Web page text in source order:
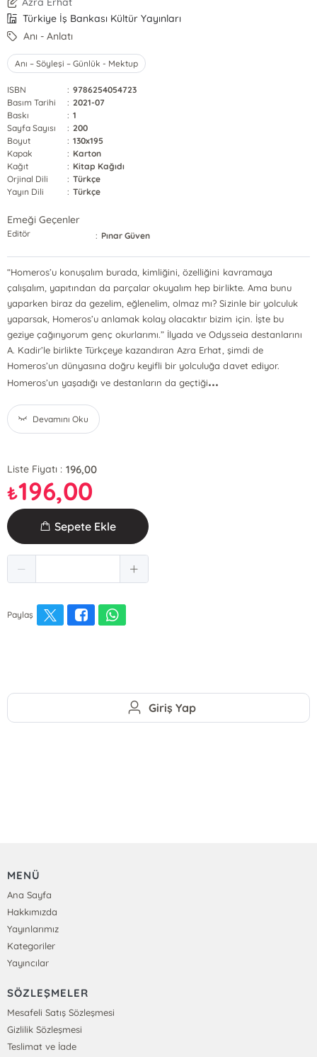
Türkiye İş Bankası Kültür Yayınları
Anı - Anlatı
Anı – Söyleşi – Günlük - Mektup
ISBN : 9786254054723
Basım Tarihi
: 2021-07
Baskı
: 1
Sayfa Sayısı
: 200
Boyut
: 130x195
Kapak
: Karton
Kağıt
: Kitap Kağıdı
Orjinal Dili
: Türkçe
Yayın Dili
: Türkçe
Emeği Geçenler
Editör : Pınar Güven
“Homeros’u konuşalım burada, kimliğini, özelliğini kavramaya
çalışalım, yapıtından da parçalar okuyalım hep birlikte. Ama bunu
yaparken biraz da gezelim, eğlenelim, olmaz mı? Sizinle bir yolculuk
yaparsak, Homeros’u anlamak kolay olacaktır bizim için. İşte bu
geziye çağırıyorum genç okurlarımı.” İlyada ve Odysseia destanlarını
A. Kadir’le birlikte Türkçeye kazandıran Azra Erhat, şimdi de
Homeros’un dünyasına doğru keyifli bir yolculuğa davet ediyor.
Homeros’un yaşadığı ve destanların da geçtiği...
Devamını Oku
Liste Fiyatı : 196,00
₺196,00
Sepete Ekle
Paylaş
Giriş Yap
MENÜ
Ana Sayfa
Hakkımızda
Yayınlarımız
Kategoriler
Yayıncılar
SÖZLEŞMELER
Mesafeli Satış Sözleşmesi
Gizlilik Sözleşmesi
Teslimat ve İade